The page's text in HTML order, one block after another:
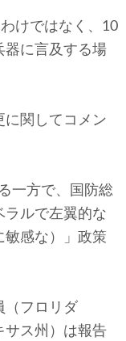
けではなく、10
器に言及する場
関してコメン
一方で、国防総
ラルで左翼的な
敏感な）」政策
フロリダ
サス州）は報告